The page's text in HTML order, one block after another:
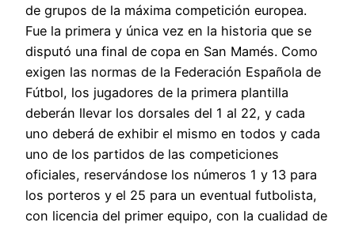
de grupos de la máxima competición europea.
Fue la primera y única vez en la historia que se
disputó una final de copa en San Mamés. Como
exigen las normas de la Federación Española de
Fútbol, los jugadores de la primera plantilla
deberán llevar los dorsales del 1 al 22, y cada
uno deberá de exhibir el mismo en todos y cada
uno de los partidos de las competiciones
oficiales, reservándose los números 1 y 13 para
los porteros y el 25 para un eventual futbolista,
con licencia del primer equipo, con la cualidad de